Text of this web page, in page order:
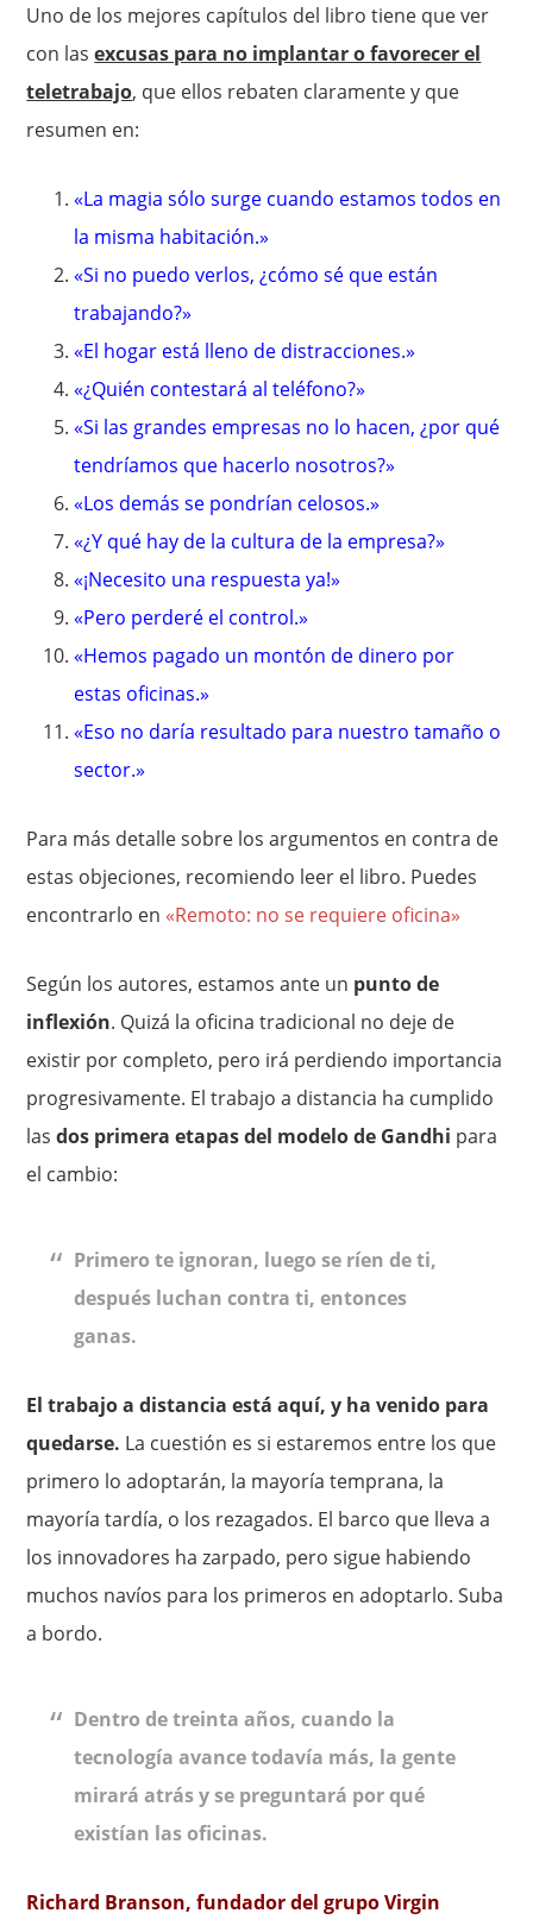
Uno de los mejores capítulos del libro tiene que ver
con lasexcusas para no implantar o favorecer el
teletrabajo, que ellos rebaten claramente y que
resumen en:
«La magia sólo surge cuando estamos todos en
la misma habitación.»
«Si no puedo verlos, ¿cómo sé que están
trabajando?»
«El hogar está lleno de distracciones.»
«¿Quién contestará al teléfono?»
«Si las grandes empresas no lo hacen, ¿por qué
tendríamos que hacerlo nosotros?»
«Los demás se pondrían celosos.»
«¿Y qué hay de la cultura de la empresa?»
«¡Necesito una respuesta ya!»
«Pero perderé el control.»
«Hemos pagado un montón de dinero por
estas oficinas.»
«Eso no daría resultado para nuestro tamaño o
sector.»
Para más detalle sobre los argumentos en contra de
estas objeciones, recomiendo leer el libro. Puedes
encontrarlo en «Remoto: no se requiere oficina»
Según los autores, estamos ante un punto de
inflexión. Quizá la oficina tradicional no deje de
existir por completo, pero irá perdiendo importancia
progresivamente. El trabajo a distancia ha cumplido
lasdos primera etapas del modelo de Gandhi para
el cambio:
Primero te ignoran, luego se ríen de ti,
después luchan contra ti, entonces
ganas.
El trabajo a distancia está aquí, y ha venido para
quedarse. La cuestión es si estaremos entre los que
primero lo adoptarán, la mayoría temprana, la
mayoría tardía, o los rezagados. El barco que lleva a
los innovadores ha zarpado, pero sigue habiendo
muchos navíos para los primeros en adoptarlo. Suba
a bordo.
Dentro de treinta años, cuando la
tecnología avance todavía más, la gente
mirará atrás y se preguntará por qué
existían las oficinas.
Richard Branson, fundador del grupo Virgin